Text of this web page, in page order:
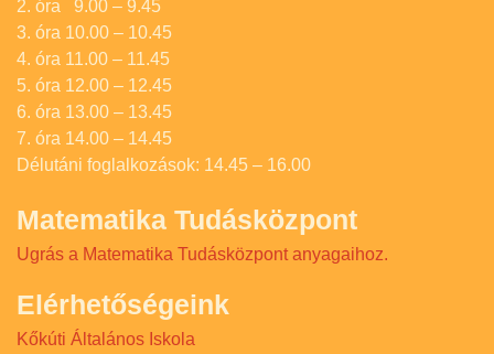
2. óra 9.00 – 9.45
3. óra 10.00 – 10.45
4. óra 11.00 – 11.45
5. óra 12.00 – 12.45
6. óra 13.00 – 13.45
7. óra 14.00 – 14.45
Délutáni foglalkozások: 14.45 – 16.00
Matematika Tudásközpont
Ugrás a Matematika Tudásközpont anyagaihoz.
Elérhetőségeink
Kőkúti Általános Iskola